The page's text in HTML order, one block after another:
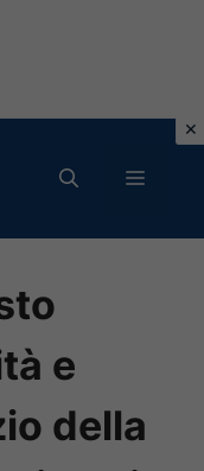
MENU
e
della